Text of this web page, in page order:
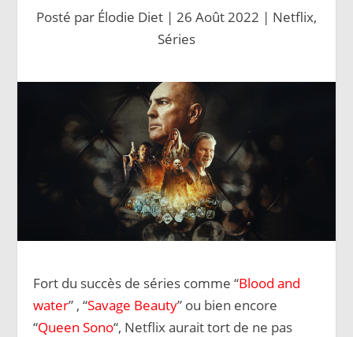
Posté par Élodie Diet | 26 Août 2022 | Netflix,
Séries
Fort du succès de séries comme “Blood and
water” , “Savage Beauty” ou bien encore
“Queen Sono“, Netflix aurait tort de ne pas